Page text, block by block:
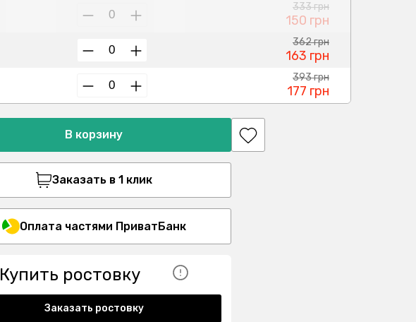
333 грн
150 грн
362 грн
163 грн
393 грн
177 грн
В корзину
Заказать в 1 клик
Оплата частями ПриватБанк
Купить ростовку
Заказать ростовку